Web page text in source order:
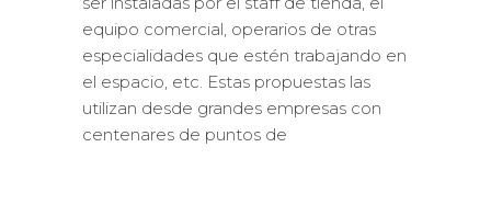
equipo comercial, operarios de otras
especialidades que estén trabajando en
el espacio, etc. Estas propuestas las
utilizan desde grandes empresas con
centenares de puntos de